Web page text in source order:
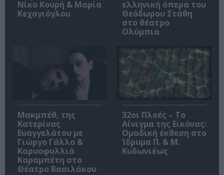
Νίκο Κουρή & Μαρία
Κεχαγιόγλου
ελληνική όπερα του
Θεόδωρου Στάθη
στο θέατρο
Ολύμπια
Μακμπέθ, της
Κατερίνας
Ευαγγελάτου με
Γιώργο Γάλλο &
Καρυοφυλλιά
Καραμπέτη στο
Θέατρο Βασιλάκου
32οι Πλοές – Το
Αίνιγμα της Εικόνας:
Ομαδική έκθεση στο
Ίδρυμα Π. & Μ.
Κυδωνιέως